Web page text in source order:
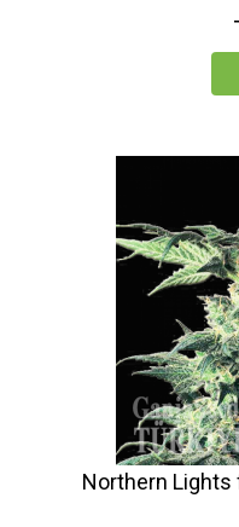
Northern Lights